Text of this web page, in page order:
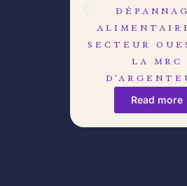
SECTEUR
LA MRC
Read more